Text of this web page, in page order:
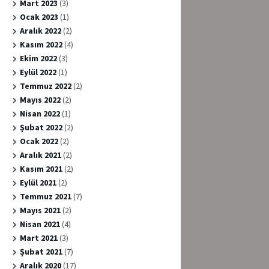
Mart 2023 (3)
Ocak 2023 (1)
Aralık 2022(2)
Kasım 2022(4)
Ekim 2022(3)
Eylül 2022(1)
Temmuz 2022(2)
Mayıs 2022(2)
Nisan 2022(1)
Şubat 2022(2)
Ocak 2022(2)
Aralık 2021(2)
Kasım 2021(2)
Eylül 2021(2)
Temmuz 2021(7)
Mayıs 2021(2)
Nisan 2021(4)
Mart 2021(3)
Şubat 2021(7)
Aralık 2020(17)